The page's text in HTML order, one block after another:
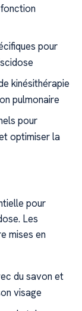
pour
kinésithérapie
pulmonaire
pour
optimiser la
pour
Les
mises en
du savon et
visage